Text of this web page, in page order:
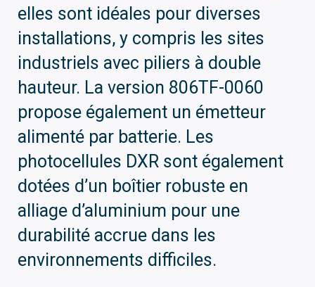
elles sont idéales pour diverses
installations, y compris les sites
industriels avec piliers à double
hauteur. La version 806TF-0060
propose également un émetteur
alimenté par batterie. Les
photocellules DXR sont également
dotées d’un boîtier robuste en
alliage d’aluminium pour une
durabilité accrue dans les
environnements difficiles.